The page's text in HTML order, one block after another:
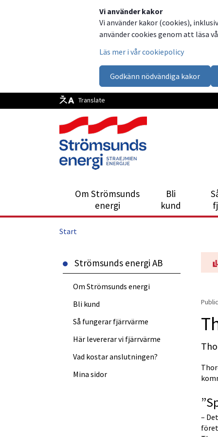
Vi använder kakor
Vi använder kakor (cookies),
använder cookies genom att läsa
Läs mer i vår cookiepolicy
Godkänn nödvändiga kakor
Translate
Om Strömsunds
energi
Bli
kund
Start
–
Strömsunds energi AB
Om Strömsunds energi
Bli kund
Så fungerar fjärrvärme
Här levererar vi fjärrvärme
Vad kostar anslutningen?
Mina sidor
Länk till annan webbplats,